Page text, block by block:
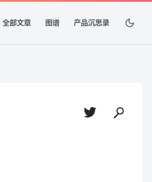
全部文章 图谱 产品沉思录